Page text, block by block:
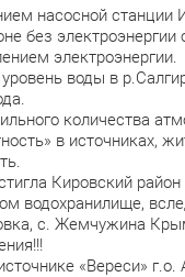
насосной станции
без
электроэнергии.
воды в
количества
в источниках,
Кировский
водохранилище,
с. Жемчужина
«Вереси»